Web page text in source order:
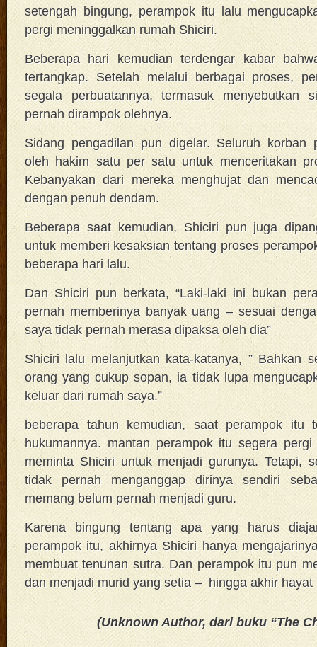
setengah bingung, perampok itu lalu
pergi meninggalkan rumah Shiciri.
Beberapa hari kemudian terdengar kabar
tertangkap. Setelah melalui berbagai proses,
segala perbuatannya, termasuk menyebutkan
pernah dirampok olehnya.
Sidang pengadilan pun digelar. Seluruh korban
oleh hakim satu per satu untuk menceritakan
Kebanyakan dari mereka menghujat dan
dengan penuh dendam.
Beberapa saat kemudian, Shiciri pun juga
untuk memberi kesaksian tentang proses
beberapa hari lalu.
Dan Shiciri pun berkata, “Laki-laki ini bukan
pernah memberinya banyak uang – sesuai
saya tidak pernah merasa dipaksa oleh dia”
Shiciri lalu melanjutkan kata-katanya, ” Bahkan
orang yang cukup sopan, ia tidak lupa
keluar dari rumah saya.”
beberapa tahun kemudian, saat perampok itu
hukumannya. mantan perampok itu segera
meminta Shiciri untuk menjadi gurunya. Tetapi,
tidak pernah menganggap dirinya sendiri
memang belum pernah menjadi guru.
Karena bingung tentang apa yang harus
perampok itu, akhirnya Shiciri hanya
membuat tenunan sutra. Dan perampok itu pun
dan menjadi murid yang setia – hingga akhir hayat
(Unknown Author, dari buku “The